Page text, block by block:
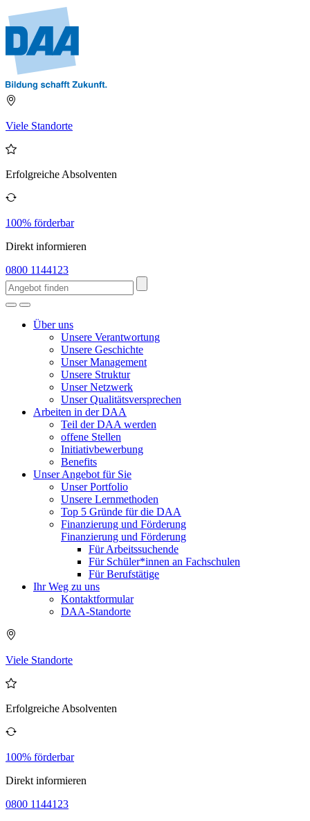
Viele Standorte
Erfolgreiche Absolventen
100% förderbar
Direkt informieren
0800 1144123
Über uns
Unsere Verantwortung
Unsere Geschichte
Unser Management
Unsere Struktur
Unser Netzwerk
Unser Qualitätsversprechen
Arbeiten in der DAA
Teil der DAA werden
offene Stellen
Initiativbewerbung
Benefits
Unser Angebot für Sie
Unser Portfolio
Unsere Lernmethoden
Top 5 Gründe für die DAA
Finanzierung und Förderung
Finanzierung und Förderung
Für Arbeitssuchende
Für Schüler*innen an Fachschulen
Für Berufstätige
Ihr Weg zu uns
Kontaktformular
DAA-Standorte
Viele Standorte
Erfolgreiche Absolventen
100% förderbar
Direkt informieren
0800 1144123